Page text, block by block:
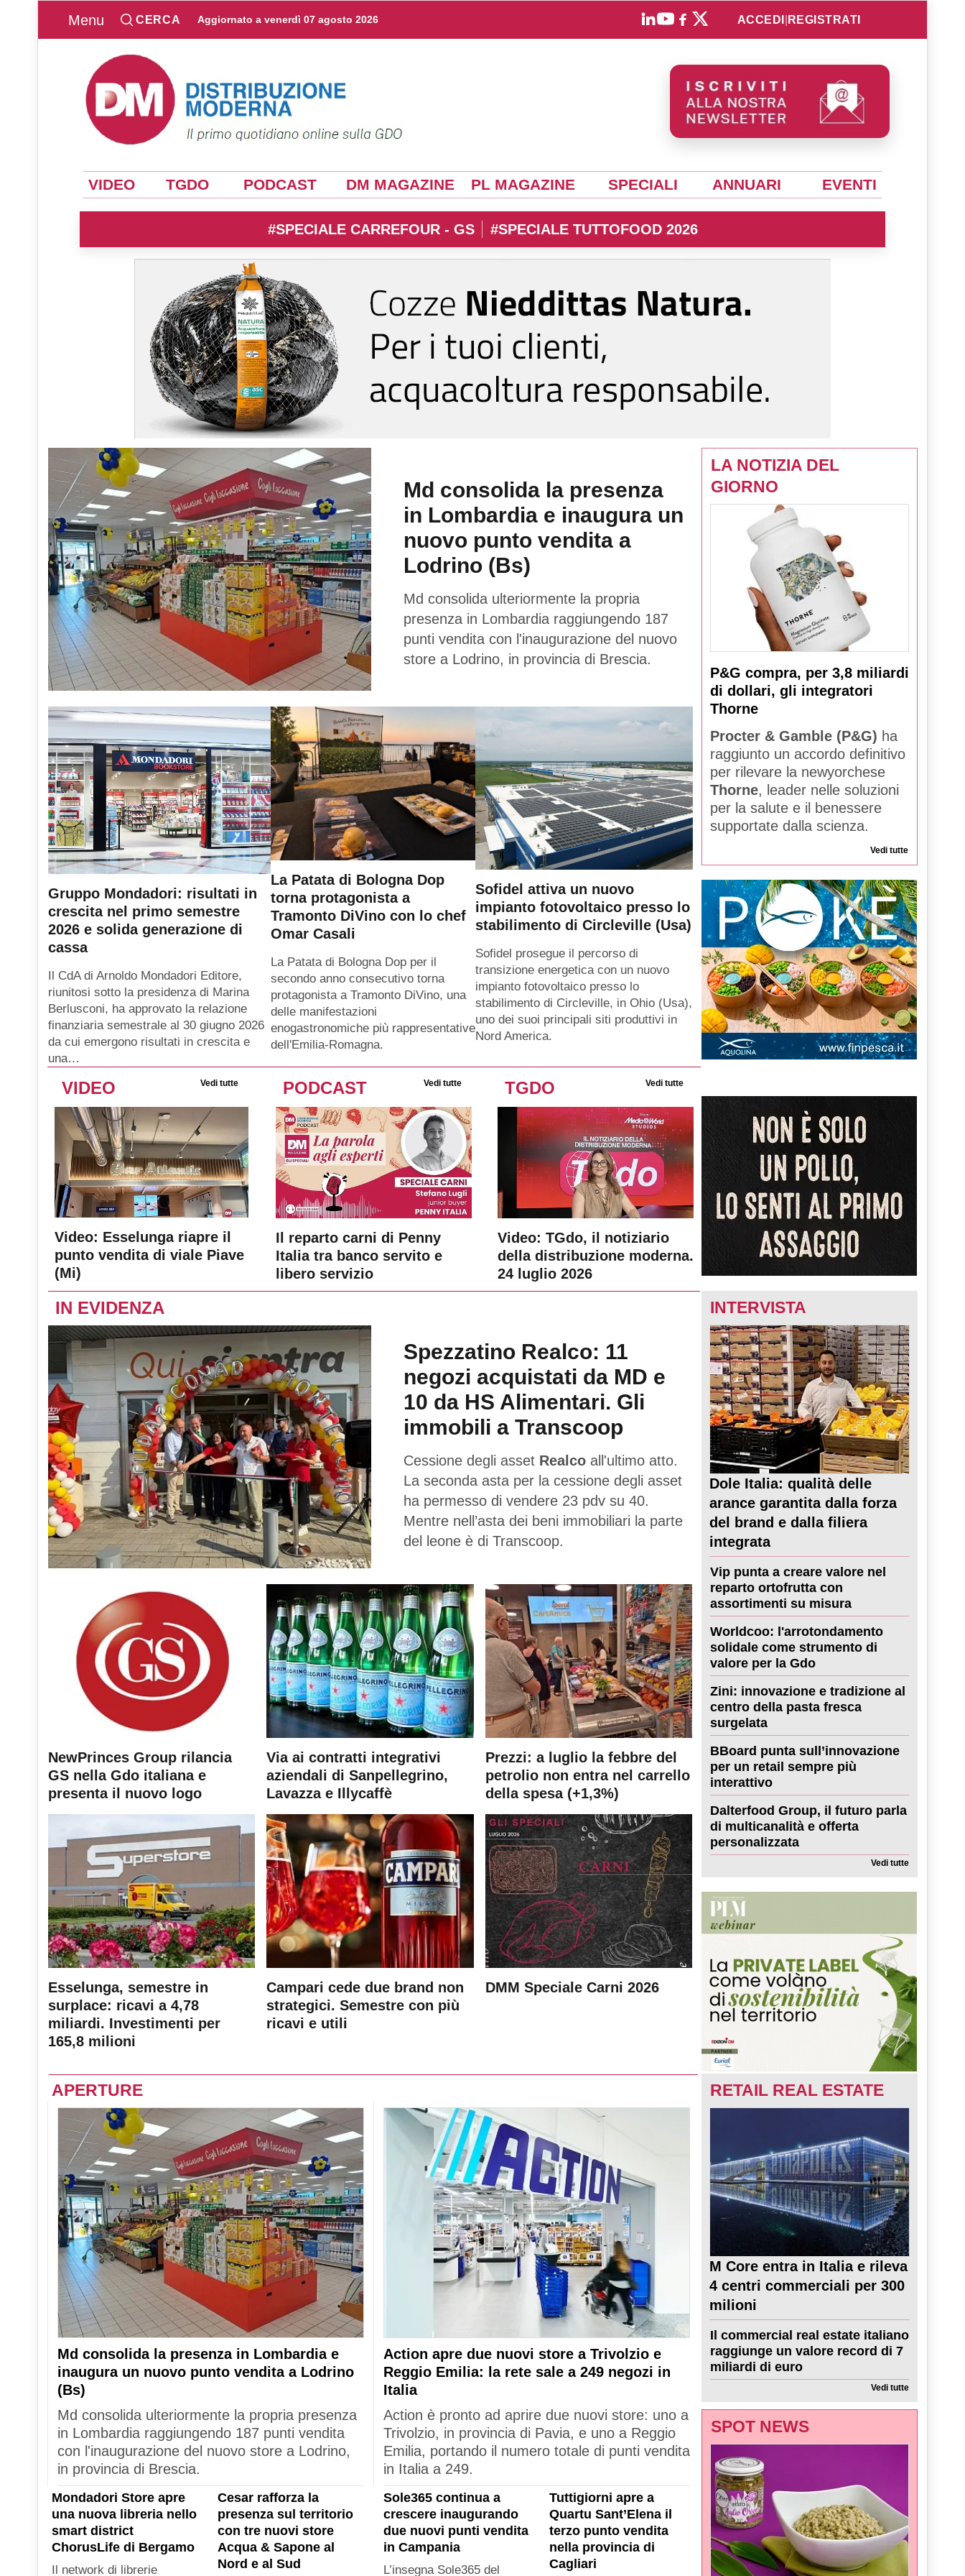
Menu CERCA Aggiornato a venerdì 07 agosto 2026 ACCEDI REGISTRATI
VIDEO TGDO PODCAST DM MAGAZINE PL MAGAZINE SPECIALI ANNUARI EVENTI
#SPECIALE CARREFOUR - GS #SPECIALE TUTTOFOOD 2026
Md consolida la presenza
in Lombardia e inaugura un
nuovo punto vendita a
Lodrino (Bs)
Md consolida ulteriormente la propria
presenza in Lombardia raggiungendo 187
punti vendita con l'inaugurazione del nuovo
store a Lodrino, in provincia di Brescia.
Gruppo Mondadori: risultati in
crescita nel primo semestre
2026 e solida generazione di
cassa
Il CdA di Arnoldo Mondadori Editore,
riunitosi sotto la presidenza di Marina
Berlusconi, ha approvato la relazione
finanziaria semestrale al 30 giugno 2026
da cui emergono risultati in crescita e
una…
La Patata di Bologna Dop
torna protagonista a
Tramonto DiVino con lo chef
Omar Casali
La Patata di Bologna Dop per il
secondo anno consecutivo torna
protagonista a Tramonto DiVino, una
delle manifestazioni
enogastronomiche più rappresentative
dell'Emilia-Romagna.
Sofidel attiva un nuovo
impianto fotovoltaico presso lo
stabilimento di Circleville (Usa)
Sofidel prosegue il percorso di
transizione energetica con un nuovo
impianto fotovoltaico presso lo
stabilimento di Circleville, in Ohio (Usa),
uno dei suoi principali siti produttivi in
Nord America.
LA NOTIZIA DEL
GIORNO
P&G compra, per 3,8 miliardi
di dollari, gli integratori
Thorne
Procter & Gamble (P&G) ha
raggiunto un accordo definitivo
per rilevare la newyorchese
Thorne, leader nelle soluzioni
per la salute e il benessere
supportate dalla scienza.
Vedi tutte
VIDEO Vedi tutte
Video: Esselunga riapre il
punto vendita di viale Piave
(Mi)
PODCAST Vedi tutte
Il reparto carni di Penny
Italia tra banco servito e
libero servizio
TGDO Vedi tutte
Video: TGdo, il notiziario
della distribuzione moderna.
24 luglio 2026
IN EVIDENZA
Spezzatino Realco: 11
negozi acquistati da MD e
10 da HS Alimentari. Gli
immobili a Transcoop
Cessione degli asset Realco all'ultimo atto.
La seconda asta per la cessione degli asset
ha permesso di vendere 23 pdv su 40.
Mentre nell’asta dei beni immobiliari la parte
del leone è di Transcoop.
NewPrinces Group rilancia
GS nella Gdo italiana e
presenta il nuovo logo
Via ai contratti integrativi
aziendali di Sanpellegrino,
Lavazza e Illycaffè
Prezzi: a luglio la febbre del
petrolio non entra nel carrello
della spesa (+1,3%)
Esselunga, semestre in
surplace: ricavi a 4,78
miliardi. Investimenti per
165,8 milioni
Campari cede due brand non
strategici. Semestre con più
ricavi e utili
DMM Speciale Carni 2026
INTERVISTA
Dole Italia: qualità delle
arance garantita dalla forza
del brand e dalla filiera
integrata
Vip punta a creare valore nel
reparto ortofrutta con
assortimenti su misura
Worldcoo: l'arrotondamento
solidale come strumento di
valore per la Gdo
Zini: innovazione e tradizione al
centro della pasta fresca
surgelata
BBoard punta sull’innovazione
per un retail sempre più
interattivo
Dalterfood Group, il futuro parla
di multicanalità e offerta
personalizzata
Vedi tutte
APERTURE
Md consolida la presenza in Lombardia e
inaugura un nuovo punto vendita a Lodrino
(Bs)
Md consolida ulteriormente la propria presenza
in Lombardia raggiungendo 187 punti vendita
con l'inaugurazione del nuovo store a Lodrino,
in provincia di Brescia.
Action apre due nuovi store a Trivolzio e
Reggio Emilia: la rete sale a 249 negozi in
Italia
Action è pronto ad aprire due nuovi store: uno a
Trivolzio, in provincia di Pavia, e uno a Reggio
Emilia, portando il numero totale di punti vendita
in Italia a 249.
Mondadori Store apre
una nuova libreria nello
smart district
ChorusLife di Bergamo
Il network di librerie
Cesar rafforza la
presenza sul territorio
con tre nuovi store
Acqua & Sapone al
Nord e al Sud
Sole365 continua a
crescere inaugurando
due nuovi punti vendita
in Campania
L’insegna Sole365 del
Tuttigiorni apre a
Quartu Sant’Elena il
terzo punto vendita
nella provincia di
Cagliari
RETAIL REAL ESTATE
M Core entra in Italia e rileva
4 centri commerciali per 300
milioni
Il commercial real estate italiano
raggiunge un valore record di 7
miliardi di euro
Vedi tutte
SPOT NEWS